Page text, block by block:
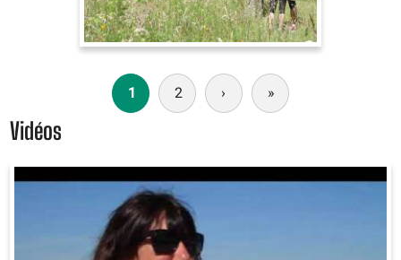
1 2 › Page
suivante
» Dernière
page
Vidéos